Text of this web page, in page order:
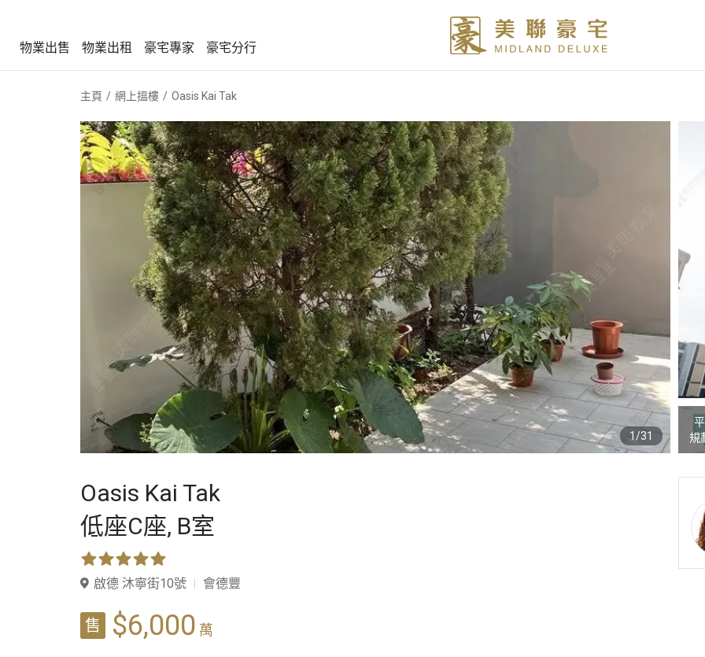
物業出售 物業出租 豪宅專家 豪宅分行
主頁 網上搵樓 Oasis Kai Tak
1/31
規
Oasis Kai Tak
低座C座, B室
啟德 沐寧街10號 會德豐
售 $6,000 萬